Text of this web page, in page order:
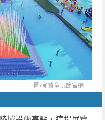
圖/宜蘭童玩節官網